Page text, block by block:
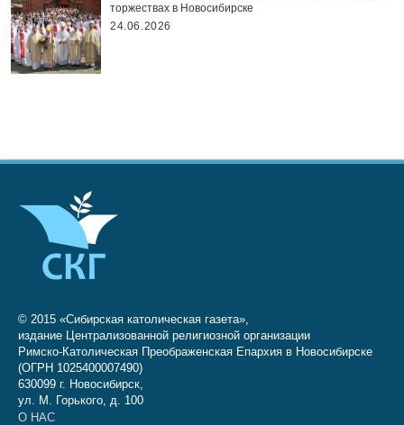
торжествах в Новосибирске
24.06.2026
© 2015 «Сибирская католическая газета»,
издание Централизованной религиозной организации
Римско-Католическая Преображенская Епархия в Новосибирске
(ОГРН 1025400007490)
630099 г. Новосибирск,
ул. М. Горького, д. 100
О НАС